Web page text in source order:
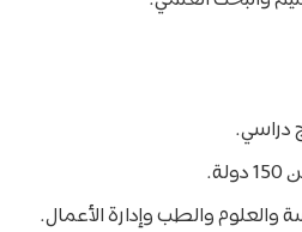
والعلوم والطب وإدارة الأعمال.